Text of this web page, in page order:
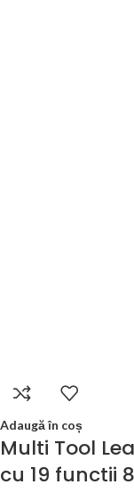
Adaugă în coș
Multi Tool
cu 19 functii